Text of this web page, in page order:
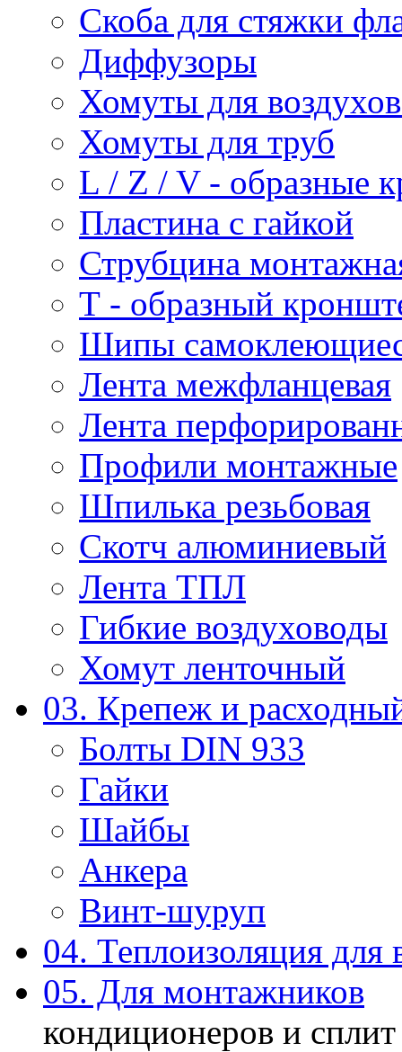
Скоба для стяжки
Диффузоры
Хомуты для
Хомуты для труб
L / Z / V - образные
Пластина с гайкой
Струбцина
Т - образный
Шипы
Лента межфланцевая
Лента
Профили монтажные
Шпилька резьбовая
Скотч алюминиевый
Лента ТПЛ
Гибкие воздуховоды
Хомут ленточный
03. Крепеж и
Болты DIN 933
Гайки
Шайбы
Анкера
Винт-шуруп
04. Теплоизоляция для
05. Для монтажников
кондиционеров и